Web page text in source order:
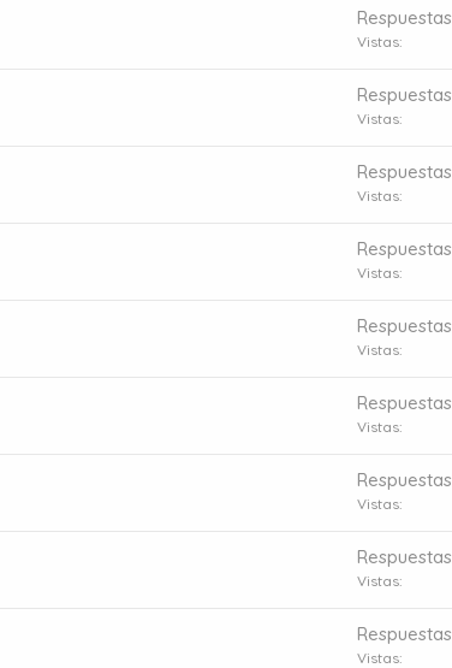
Respuestas
Vistas
Respuestas
Vistas
Respuestas
Vistas
Respuestas
Vistas
Respuestas
Vistas
Respuestas
Vistas
Respuestas
Vistas
Respuestas
Vistas
Respuestas
Vistas